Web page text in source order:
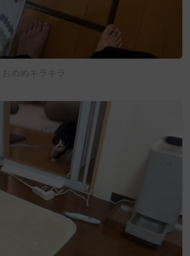
おめめキラキラ